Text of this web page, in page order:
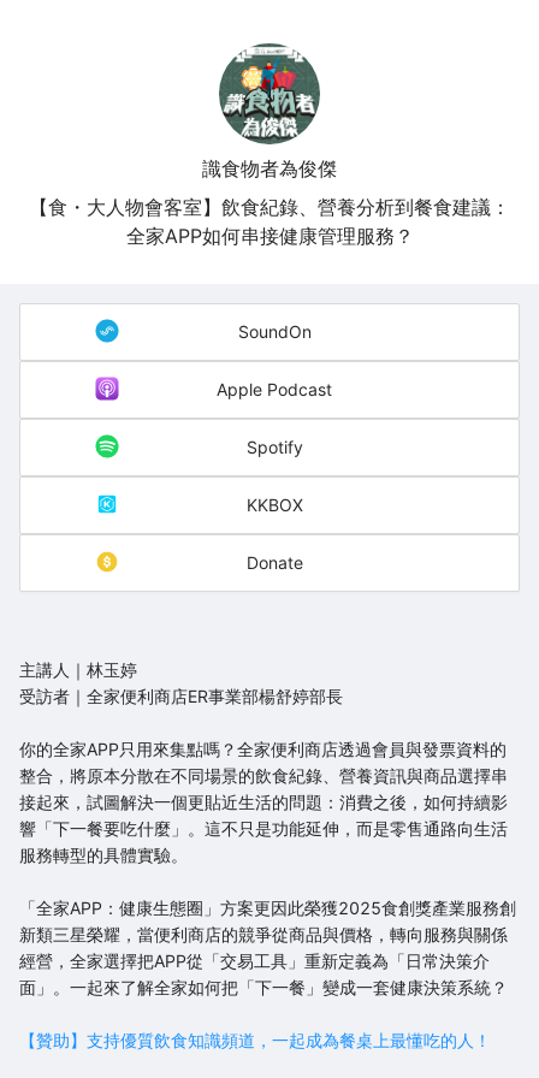
識食物者為俊傑
【食・大人物會客室】飲食紀錄、營養分析到餐食建議：
全家APP如何串接健康管理服務？
SoundOn
Apple Podcast
Spotify
KKBOX
Donate
主講人｜林玉婷
受訪者｜全家便利商店ER事業部楊舒婷部長
你的全家APP只用來集點嗎？全家便利商店透過會員與發票資料的
整合，將原本分散在不同場景的飲食紀錄、營養資訊與商品選擇串
接起來，試圖解決一個更貼近生活的問題：消費之後，如何持續影
響「下一餐要吃什麼」。這不只是功能延伸，而是零售通路向生活
服務轉型的具體實驗。
「全家APP：健康生態圈」方案更因此榮獲2025食創獎產業服務創
新類三星榮耀，當便利商店的競爭從商品與價格，轉向服務與關係
經營，全家選擇把APP從「交易工具」重新定義為「日常決策介
面」。一起來了解全家如何把「下一餐」變成一套健康決策系統？
【贊助】支持優質飲食知識頻道，一起成為餐桌上最懂吃的人！